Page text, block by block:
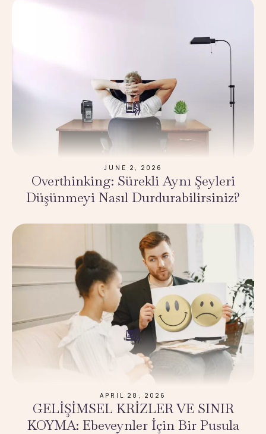
JUNE 2, 2026
Overthinking: Sürekli Aynı Şeyleri
Düşünmeyi Nasıl Durdurabilirsiniz?
APRIL 28, 2026
GELİŞİMSEL KRİZLER VE SINIR
KOYMA: Ebeveynler İçin Bir Pusula